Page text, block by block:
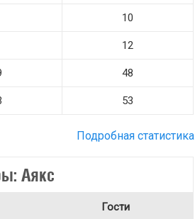
10
12
48
53
Подробная статистика
Аякс
Гости